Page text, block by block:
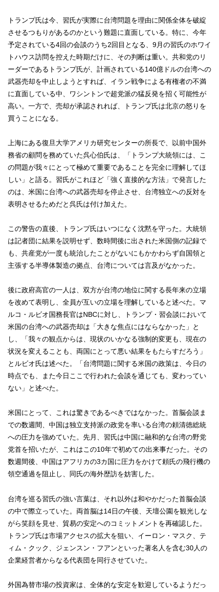
トランプ氏は今、習氏が実際に台湾問題を理由に関係全体を破綻
させるつもりがあるのかという難題に直面している。特に、今年
予定されている4回の会談のうち2回目となる、9月の習氏のホワイ
トハウス訪問を控えた時期だけに、その判断は重い。共和党のリ
ーダーであるトランプ氏が、計画されている140億ドルの台湾への
武器売却を中止しようとすれば、イラン戦争による有権者の不満
に直面している中、ワシントンで超党派の猛反発を招く可能性が
高い。一方で、売却が承認されれば、トランプ氏は北京の怒りを
買うことになる。
上海にある復旦大学アメリカ研究センターの所長で、以前中国外
務省の顧問を務めていた呉心伯氏は、「トランプ大統領には、こ
の問題が我々にとって極めて重要であることを完全に理解してほ
しい」と語る。習氏がこれほど「強く直接的な方法」で発言した
のは、米国に台湾への武器売却を停止させ、台湾独立への反対を
表明させるためだと呉氏は付け加えた。
この警告の直後、トランプ氏はいつになく沈黙を守った。大統領
は記者団に結果を説明せず、数時間後に出された米国側の記録で
も、共産党が一度も統治したことがないにもかかわらず自国領と
主張する半導体製造の拠点、台湾については言及がなかった。
後に政府高官の一人は、双方が台湾の地位に関する長年来の立場
を改めて表明し、全員が互いの立場を理解していると述べた。マ
ルコ・ルビオ国務長官はNBCに対し、トランプ・習会談において
米国の台湾への武器売却は「大きな焦点にはならなかった」と
し、「我々の観点からは、現状のいかなる強制的変更も、現在の
状況を変えることも、両国にとって悪い結果をもたらすだろう」
とルビオ氏は述べた。「台湾問題に関する米国の政策は、今日の
時点でも、また今日ここで行われた会談を通じても、変わってい
ない」と述べた。
米国にとって、これは驚きであるべきではなかった。首脳会談ま
での数週間、中国は独立支持派の政党を率いる台湾の頼清徳総統
への圧力を強めていた。先月、習氏は中国に融和的な台湾の野党
党首を招いたが、これはこの10年で初めての出来事だった。その
数週間後、中国はアフリカの3カ国に圧力をかけて頼氏の飛行機の
領空通過を阻止し、同氏の海外歴訪を妨害した。
台湾を巡る習氏の強い言葉は、それ以外は和やかだった首脳会談
の中で際立っていた。両首脳は14日の午後、天壇公園を観光しな
がら笑顔を見せ、貿易の安定へのコミットメントを再確認した。
トランプ氏は市場アクセスの拡大を狙い、イーロン・マスク、テ
ィム・クック、ジェンスン・フアンといった著名人を含む30人の
企業経営者からなる代表団を同行させていた。
外国為替市場の投資家は、全体的な安定を歓迎しているようだっ